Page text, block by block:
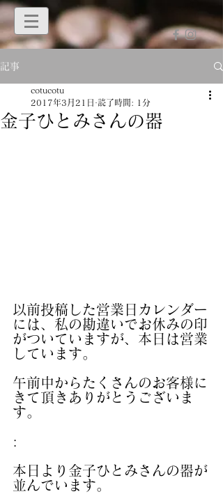
記事
金子ひとみさんの器
cotucotu
2017年3月21日 読了時間: 1分
以前投稿した営業日カレンダー
には、私の勘違いでお休みの印
がついていますが、本日は営業
しています。
午前中からたくさんのお客様に
きて頂きありがとうございま
す。
:
本日より金子ひとみさんの器が
並んでいます。